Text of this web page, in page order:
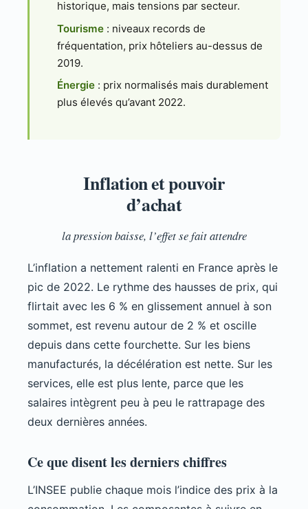
historique, mais tensions par secteur.
Tourisme : niveaux records de
fréquentation, prix hôteliers au-dessus de
2019.
Énergie : prix normalisés mais durablement
plus élevés qu’avant 2022.
Inflation et pouvoir
d’achat
la pression baisse, l’effet se fait attendre
L’inflation a nettement ralenti en France après le
pic de 2022. Le rythme des hausses de prix, qui
flirtait avec les 6 % en glissement annuel à son
sommet, est revenu autour de 2 % et oscille
depuis dans cette fourchette. Sur les biens
manufacturés, la décélération est nette. Sur les
services, elle est plus lente, parce que les
salaires intègrent peu à peu le rattrapage des
deux dernières années.
Ce que disent les derniers chiffres
L’INSEE publie chaque mois l’indice des prix à la